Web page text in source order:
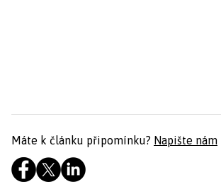
Máte k článku připomínku? Napište nám